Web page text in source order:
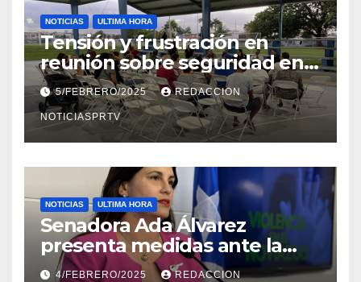
NOTICIAS ULTIMA HORA
Tensión y frustración en
reunión sobre seguridad en
Reparto Metropolitano
5/FEBRERO/2025 REDACCION
NOTICIASPRTV
NOTICIAS ULTIMA HORA
Senadora Ada Álvarez
presenta medidas ante la
violencia en el noviazgo
4/FEBRERO/2025 REDACCION